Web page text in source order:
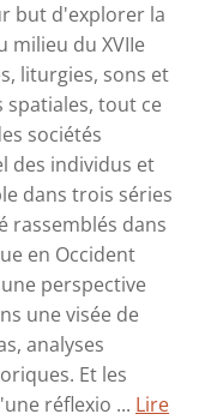
but d'explorer la
milieu du XVIIe
liturgies, sons et
tout ce
sociétés
des individus et
dans trois séries
rassemblés dans
en Occident
perspective
une visée de
analyses
Et les
réflexio ... Lire